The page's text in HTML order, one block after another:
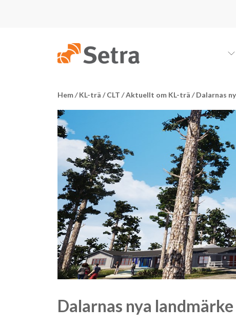
Hem/ KL-trä / CLT /Aktuellt om KL-trä / Dalarnas
Dalarnas nya